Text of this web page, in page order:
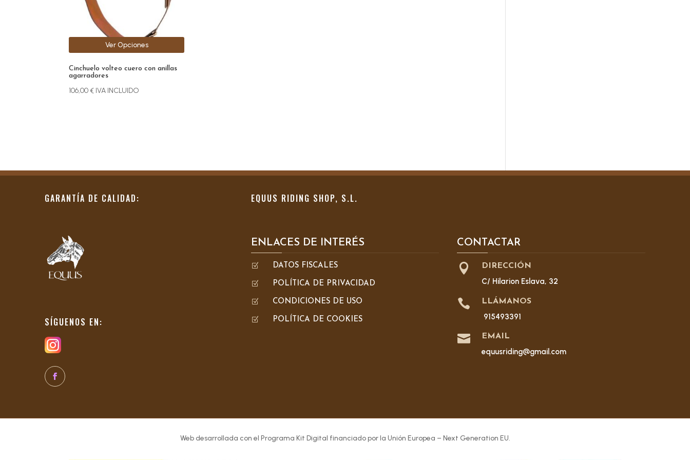
Cinchuelo volteo cuero con anillas
agarradores
106,00€ IVA INCLUIDO
Ver Opciones
la
producto
GARANTÍA DE CALIDAD:
SÍGUENOS EN:
EQUUS RIDING SHOP, S.L.
ENLACES DE INTERÉS
Z DATOS FISCALES
Z POLÍTICA DE PRIVACIDAD
Z CONDICIONES DE USO
Z POLÍTICA DE COOKIES
CONTACTAR
 DIRECCIÓN
C/ Hilarion Eslava, 32
 LLÁMANOS
915493391
 EMAIL
equusriding@gmail.com
Web desarrollada con el Programa Kit Digital financiado por la Unión Europea – Next Generation EU.